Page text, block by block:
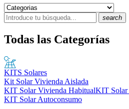
search
Todas las Categorías
KITS Solares
Kit Solar Vivienda Aislada
KIT Solar Vivienda HabitualKIT Solar
KIT Solar Autoconsumo